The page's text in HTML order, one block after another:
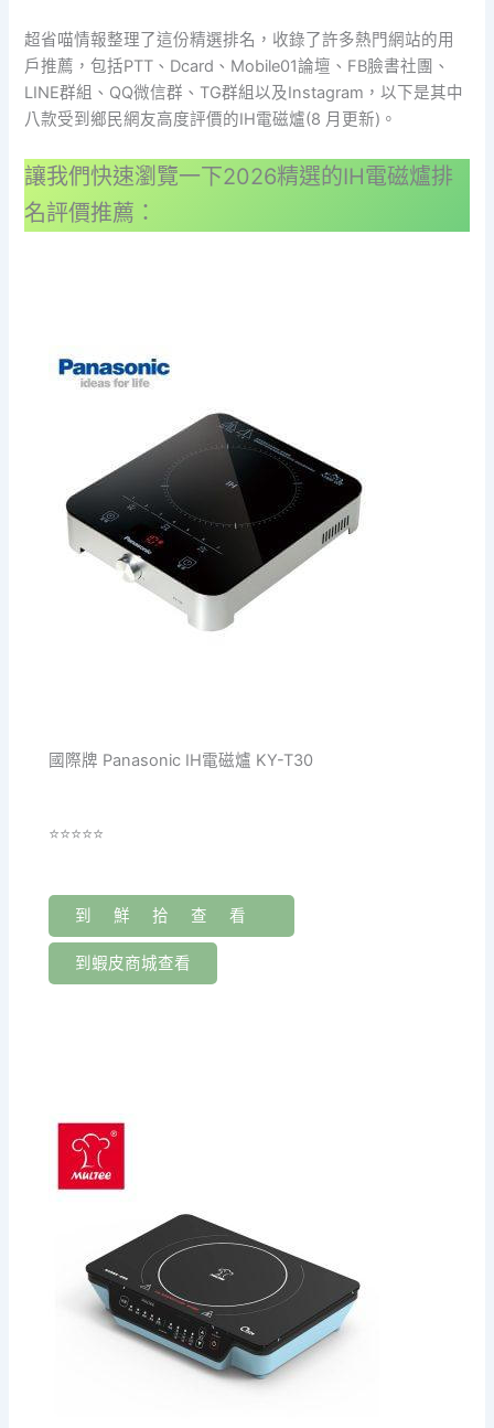
超省喵情報整理了這份精選排名，收錄了許多熱門網站的用
戶推薦，包括PTT、Dcard、Mobile01論壇、FB臉書社團、
LINE群組、QQ微信群、TG群組以及Instagram，以下是其中
八款受到鄉民網友高度評價的IH電磁爐(8 月更新)。
讓我們快速瀏覽一下2026精選的IH電磁爐排
名評價推薦：
國際牌 Panasonic IH電磁爐 KY-T30
⭐⭐⭐⭐⭐
到鮮拾查看
到蝦皮商城查看